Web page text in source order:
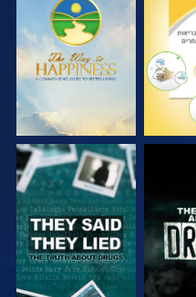
צפה
צפה